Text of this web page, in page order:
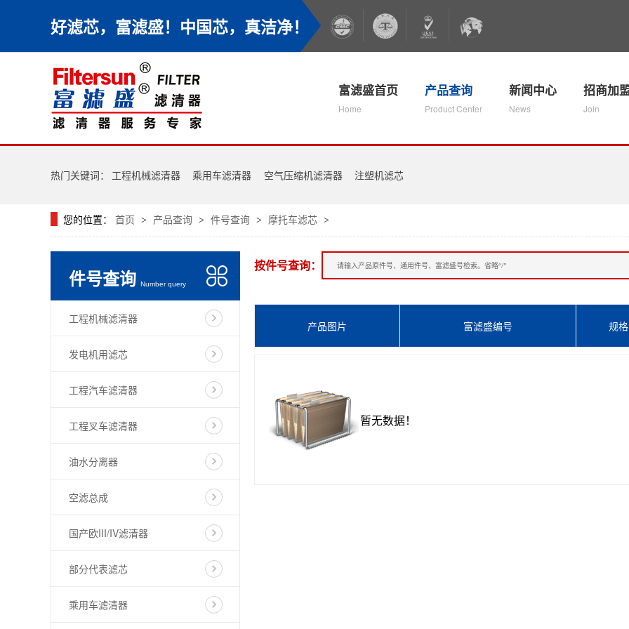
好滤芯，富滤盛！中国芯，真洁净！
富滤盛首页
Home
产品查询
Product Center
新闻中心
News
招商加
Join
热门关键词： 工程机械滤清器 乘用车滤清器 空气压缩机滤清器 注塑机滤芯
您的位置： 首页 > 产品查询 > 件号查询 > 摩托车滤芯 >
件号查询 Number query
工程机械滤清器
发电机用滤芯
工程汽车滤清器
工程叉车滤清器
油水分离器
空滤总成
国产欧III/IV滤清器
部分代表滤芯
乘用车滤清器
按件号查询：
产品图片 富滤盛编号 规格
暂无数据！